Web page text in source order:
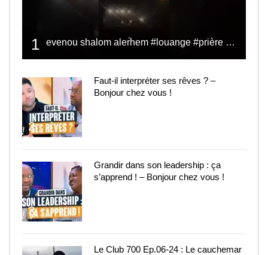
1 evenou shalom alerhem #louange #prière #shalom
2
Faut-il interpréter ses rêves ? –
Bonjour chez vous !
3
Grandir dans son leadership : ça
s’apprend ! – Bonjour chez vous !
Le Club 700 Ep.06-24 : Le cauchemar